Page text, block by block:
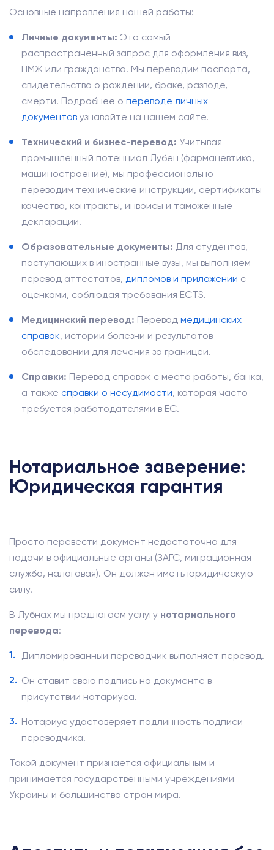
Основные направления нашей работы:
Личные документы: Это самый
распространенный запрос для оформления виз,
ПМЖ или гражданства. Мы переводим паспорта,
свидетельства о рождении, браке, разводе,
смерти. Подробнее о переводе личных
документов узнавайте на нашем сайте.
Технический и бизнес-перевод: Учитывая
промышленный потенциал Лубен (фармацевтика,
машиностроение), мы профессионально
переводим технические инструкции, сертификаты
качества, контракты, инвойсы и таможенные
декларации.
Образовательные документы: Для студентов,
поступающих в иностранные вузы, мы выполняем
перевод аттестатов, дипломов и приложений с
оценками, соблюдая требования ECTS.
Медицинский перевод: Перевод медицинских
справок, историй болезни и результатов
обследований для лечения за границей.
Справки: Перевод справок с места работы, банка,
а также справки о несудимости, которая часто
требуется работодателями в ЕС.
Нотариальное заверение:
Юридическая гарантия
Просто перевести документ недостаточно для
подачи в официальные органы (ЗАГС, миграционная
служба, налоговая). Он должен иметь юридическую
силу.
В Лубнах мы предлагаем услугу нотариального
перевода:
Дипломированный переводчик выполняет перевод.
Он ставит свою подпись на документе в
присутствии нотариуса.
Нотариус удостоверяет подлинность подписи
переводчика.
Такой документ признается официальным и
принимается государственными учреждениями
Украины и большинства стран мира.